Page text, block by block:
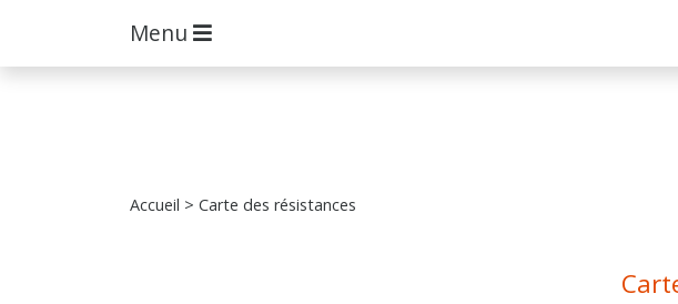
Menu
Accueil > Carte des résistances